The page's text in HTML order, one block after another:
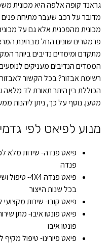
גראנד קופה אלפה היא מכונית
מדובר על רכב שעבר מתיחת פנים
מכונית מהפכנית אלא גם על
פרמטרים שונים החל מבחינת
מתקדם ומימדים נדיבים ביותר
הממדים הנדיבים מעניקים
רשימת אבזור? בכל הקשור
הכוללת בין היתר תאורת לד מלאה
מטען. נוסף על כך, ניתן ליהנות
מנוע לפיאט לפי
פיאט פנדה- שירות מלא
פנדה
בכל שנות הייצור
פיאט קובו- שירות
פיאט פונטו איבו- מתן
פונטו איבו
פיאט פיורינו- טיפול